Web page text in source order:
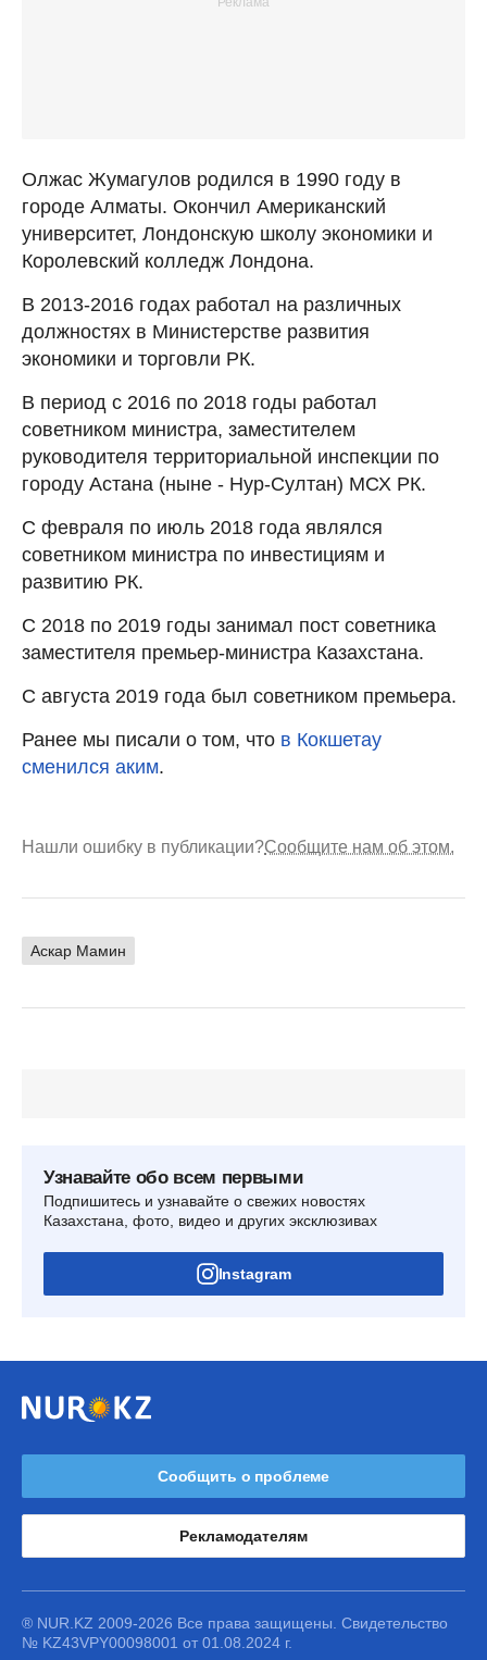
Олжас Жумагулов родился в 1990 году в
городе Алматы. Окончил Американский
университет, Лондонскую школу экономики и
Королевский колледж Лондона.
В 2013-2016 годах работал на различных
должностях в Министерстве развития
экономики и торговли РК.
В период с 2016 по 2018 годы работал
советником министра, заместителем
руководителя территориальной инспекции по
городу Астана (ныне - Нур-Султан) МСХ РК.
С февраля по июль 2018 года являлся
советником министра по инвестициям и
развитию РК.
С 2018 по 2019 годы занимал пост советника
заместителя премьер-министра Казахстана.
С августа 2019 года был советником премьера.
Ранее мы писали о том, что в Кокшетау
сменился аким.
Нашли ошибку в публикации?Сообщите нам об этом.
Аскар Мамин
Узнавайте обо всем первыми
Подпишитесь и узнавайте о свежих новостях
Казахстана, фото, видео и других эксклюзивах
Instagram
Сообщить о проблеме
Рекламодателям
® NUR.KZ 2009-2026 Все права защищены. Свидетельство
№ KZ43VPY00098001 от 01.08.2024 г.